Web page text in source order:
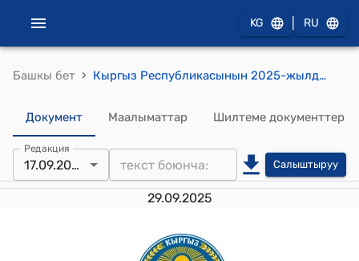
KG RU
Башкы бет › Кыргыз Республикасынын 2025-жылдын 17-сентябрындагы № 200 "Кыргыз Республикасынын Жалал-Абад облусунун Жалал-Абад шаарын Манас шаары деп кайра атоо жөнүндө" Мыйзамы
Документ Маалыматтар Шилтеме документтер
Редакция
17.09.2025 Салыштыруу
29.09.2025